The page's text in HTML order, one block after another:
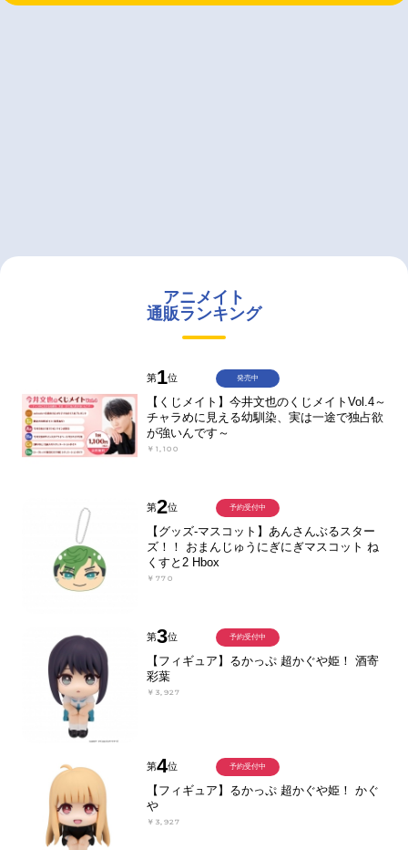
アニメイト
通販ランキング
第1位
【くじメイト】今井文也のくじメイトVol.4～
チャラめに見える幼馴染、実は一途で独占欲
が強いんです～
￥1,100
発売中
第2位
【グッズ-マスコット】あんさんぶるスター
ズ！！ おまんじゅうにぎにぎマスコット ね
くすと2 Hbox
￥770
予約受付中
第3位
【フィギュア】るかっぷ 超かぐや姫！ 酒寄
彩葉
￥3,927
予約受付中
第4位
【フィギュア】るかっぷ 超かぐや姫！ かぐ
や
￥3,927
予約受付中